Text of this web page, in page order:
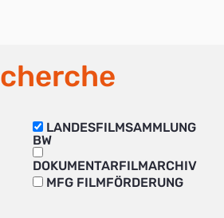
LANDESFILMSAMMLUNG
BW
DOKUMENTARFILMARCHIV
MFG FILMFÖRDERUNG